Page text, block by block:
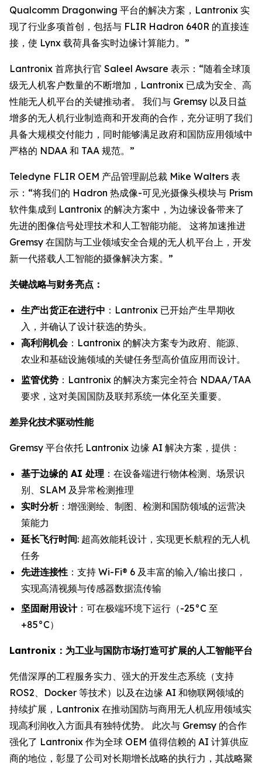
Qualcomm Dragonwing 平台的解决方案，Lantronix 实
现了行业多项首创，包括与 FLIR Hadron 640R 的直接连
接，使 Lynx 载荷具备实时边缘计算能力。”
Lantronix 首席执行官 Saleel Awsare 表示：“随着全球顶
级无人机客户数量的不断增加，Lantronix 已成为安全、高
性能无人机平台的关键推动者。 我们与 Gremsy 以及日益
增多的无人机行业制造商和开发商的合作，充分证明了我们
具备大规模交付能力，同时能够满足政府和国防应用领域中
严格的 NDAA 和 TAA 规范。”
Teledyne FLIR OEM 产品管理副总裁 Mike Walters 表
示：“将我们的 Hadron 热成像-可见光摄像头模块与 Prism
软件集成到 Lantronix 的解决方案中，为边缘设备带来了
先进的图像信号处理技术和人工智能功能。 这将加速推进
Gremsy 在国防与工业领域安全合规的无人机平台上，开发
新一代搭载人工智能的摄像解决方案。”
关键战略与财务亮点：
生产出货正在进行中 ：Lantronix 已开始产生早期收
入，并确认了设计获选的势头。
高利润机会：Lantronix 的解决方案专为政府、能源、
农业和基础设施领域的关键任务型高价值应用而设计。
监管优势 ：Lantronix 的解决方案完全符合 NDAA/TAA
要求，这对美国国防及联邦系统一体化至关重要。
差异化技术驱动性能
Gremsy 平台依托 Lantronix 边缘 AI 解决方案，提供：
基于边缘的 AI 处理 ：在设备端进行物体检测、场景识
别、SLAM 及异常检测推理
实时分析：增强测绘、制图、检测和国防领域的运营决
策能力
延长飞行时间: 超高效能耗设计，实现更长航程的无人机
任务
先进连接性 ：支持 Wi-Fi® 6 及丰富的输入/输出接口，
实现高清视频与传感器数据流传输
坚固耐用设计：可在极端环境下运行（-25°C 至
+85°C）
Lantronix：为工业与国防市场打造可扩展的人工智能平台
凭借深厚的工程服务实力、强大的开发生态系统（支持
ROS2、Docker 等技术）以及在边缘 AI 和物联网领域的
持续扩展，Lantronix 在推动国防与商用无人机应用领域实
现高利润收入方面具有独特优势。 此次与 Gremsy 的合作
强化了 Lantronix 作为全球 OEM 值得信赖的 AI 计算供应
商的地位，彰显了公司对长期增长战略的执行力，其战略聚